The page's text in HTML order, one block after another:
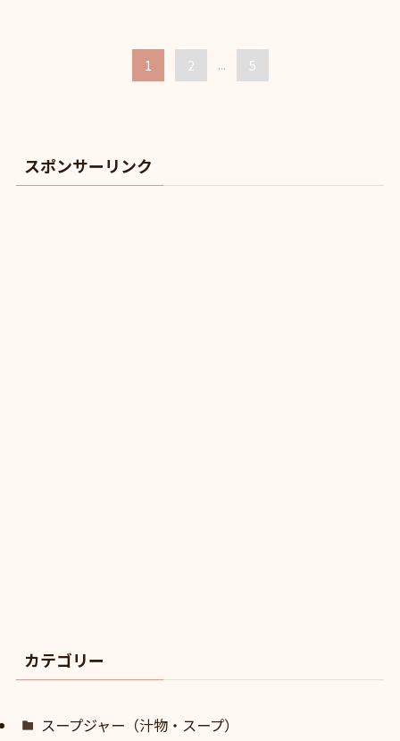
1 2 ... 5
スポンサーリンク
カテゴリー
スープジャー（汁物・スープ）